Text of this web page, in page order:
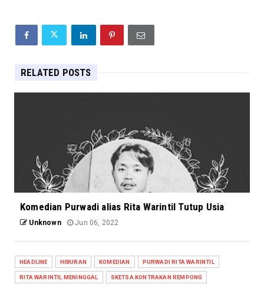
RELATED POSTS
Komedian Purwadi alias Rita Warintil Tutup Usia
Unknown Jun 06, 2022
HEADLINE HIBURAN KOMEDIAN PURWADI RITA WARINTIL
RITA WARINTIL MENINGGAL SKETSA KONTRAKAN REMPONG